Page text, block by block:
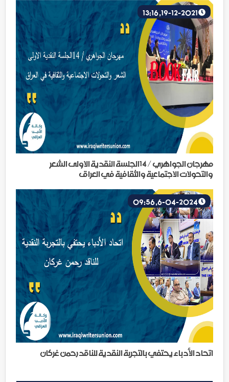
مهرجان الجواهري / 14الجلسة النقدية الاولى الشعر
والتحولات الاجتماعية والثقافية في العراق
اتحاد الأدباء يحتفي بالتجربة النقدية للناقد رحمن غركان